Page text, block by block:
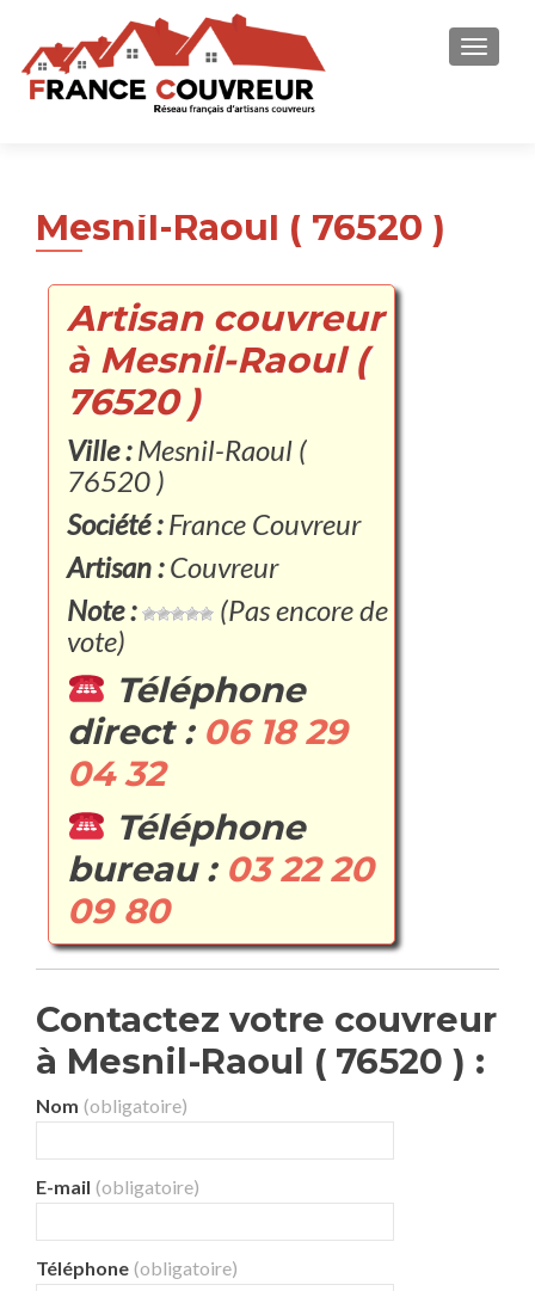
Mesnil-Raoul ( 76520 )
Artisan couvreur
à Mesnil-Raoul (
76520 )
Ville :Mesnil-Raoul (
76520 )
Société :France Couvreur
Artisan :Couvreur
Note :
(Pas encore de
vote)
Téléphone
direct : 06 18 29
04 32
Téléphone
bureau : 03 22 20
09 80
Contactez votre couvreur
à Mesnil-Raoul ( 76520 ) :
Nom (obligatoire)
E-mail (obligatoire)
Téléphone (obligatoire)